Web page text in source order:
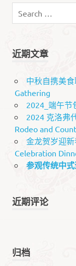
近期文章
中秋自携美
Gathering
2024_端午节
2024 克洛弗
Rodeo and
金龙贺岁迎
Celebration
参观传统中
近期评论
归档